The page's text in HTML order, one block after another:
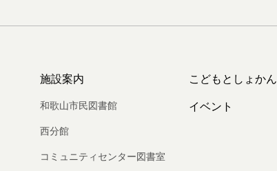
施設案内
和歌山市民図書館
西分館
コミュニティセンター図書室
こどもとしょかん
イベント